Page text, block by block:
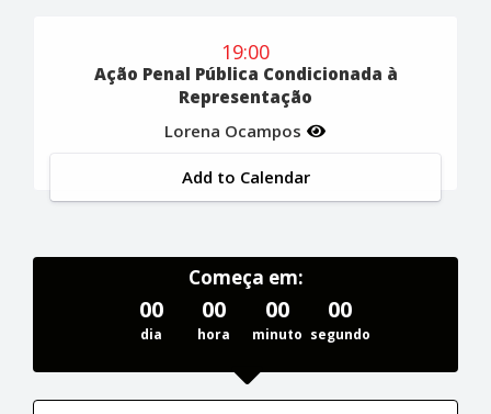
19:00
Ação Penal Pública Condicionada à
Representação
Lorena Ocampos
Add to Calendar
Começa em:
00
dia
00
hora
00
minuto
00
segundo